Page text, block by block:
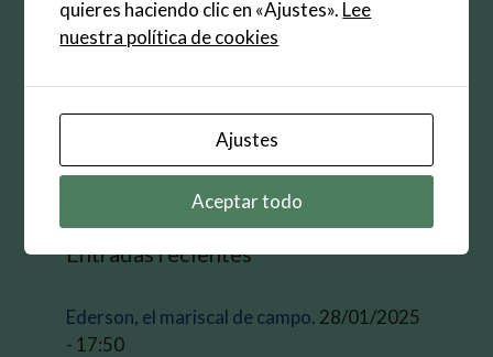
Buscar:
Entradas recientes
Ederson, el mariscal de campo. 28/01/2025
- 17:50
quieres haciendo clic en «Ajustes». Lee
nuestra política de cookies
Ajustes
Aceptar todo